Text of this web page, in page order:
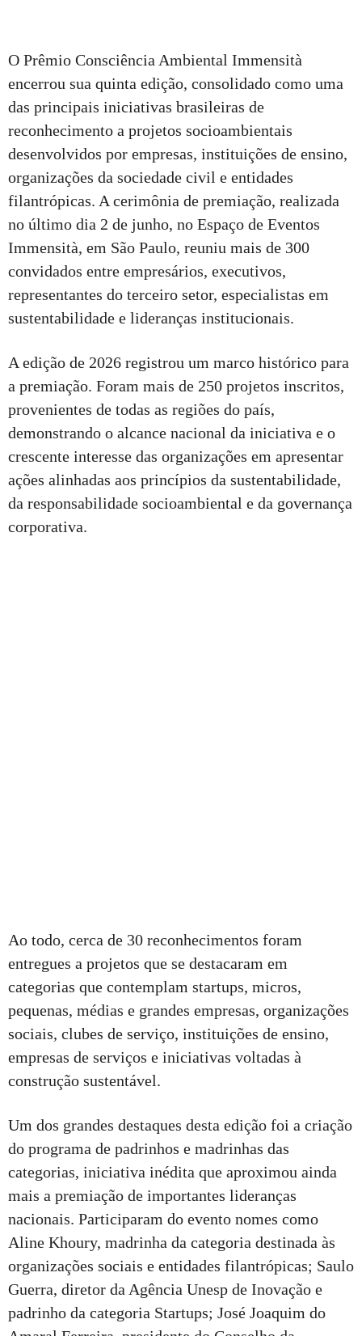
O Prêmio Consciência Ambiental Immensità
encerrou sua quinta edição, consolidado como uma
das principais iniciativas brasileiras de
reconhecimento a projetos socioambientais
desenvolvidos por empresas, instituições de ensino,
organizações da sociedade civil e entidades
filantrópicas. A cerimônia de premiação, realizada
no último dia 2 de junho, no Espaço de Eventos
Immensità, em São Paulo, reuniu mais de 300
convidados entre empresários, executivos,
representantes do terceiro setor, especialistas em
sustentabilidade e lideranças institucionais.
A edição de 2026 registrou um marco histórico para
a premiação. Foram mais de 250 projetos inscritos,
provenientes de todas as regiões do país,
demonstrando o alcance nacional da iniciativa e o
crescente interesse das organizações em apresentar
ações alinhadas aos princípios da sustentabilidade,
da responsabilidade socioambiental e da governança
corporativa.
Ao todo, cerca de 30 reconhecimentos foram
entregues a projetos que se destacaram em
categorias que contemplam startups, micros,
pequenas, médias e grandes empresas, organizações
sociais, clubes de serviço, instituições de ensino,
empresas de serviços e iniciativas voltadas à
construção sustentável.
Um dos grandes destaques desta edição foi a criação
do programa de padrinhos e madrinhas das
categorias, iniciativa inédita que aproximou ainda
mais a premiação de importantes lideranças
nacionais. Participaram do evento nomes como
Aline Khoury, madrinha da categoria destinada às
organizações sociais e entidades filantrópicas; Saulo
Guerra, diretor da Agência Unesp de Inovação e
padrinho da categoria Startups; José Joaquim do